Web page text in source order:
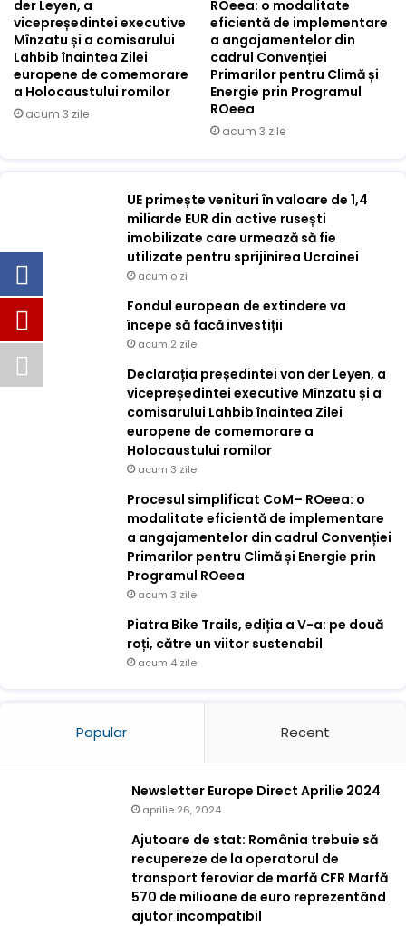
der Leyen, a
vicepreședintei executive
Mînzatu și a comisarului
Lahbib înaintea Zilei
europene de comemorare
a Holocaustului romilor
acum 3 zile
ROeea: o modalitate
eficientă de implementare
a angajamentelor din
cadrul Convenției
Primarilor pentru Climă și
Energie prin Programul
ROeea
acum 3 zile
UE primește venituri în valoare de 1,4
miliarde EUR din active rusești
imobilizate care urmează să fie
utilizate pentru sprijinirea Ucrainei
acum o zi
Fondul european de extindere va
începe să facă investiții
acum 2 zile
Declarația președintei von der Leyen, a
vicepreședintei executive Mînzatu și a
comisarului Lahbib înaintea Zilei
europene de comemorare a
Holocaustului romilor
acum 3 zile
Procesul simplificat CoM– ROeea: o
modalitate eficientă de implementare
a angajamentelor din cadrul Convenției
Primarilor pentru Climă și Energie prin
Programul ROeea
acum 3 zile
Piatra Bike Trails, ediția a V-a: pe două
roți, către un viitor sustenabil
acum 4 zile
Popular Recent
Newsletter Europe Direct Aprilie 2024
aprilie 26, 2024
Ajutoare de stat: România trebuie să
recupereze de la operatorul de
transport feroviar de marfă CFR Marfă
570 de milioane de euro reprezentând
ajutor incompatibil